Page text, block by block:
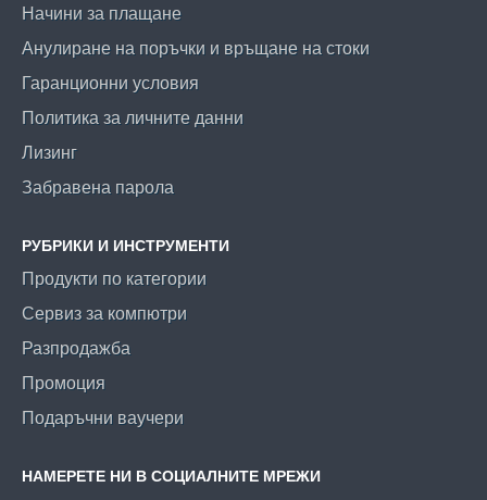
Начини за плащане
Анулиране на поръчки и връщане на стоки
Гаранционни условия
Политика за личните данни
Лизинг
Забравена парола
РУБРИКИ И ИНСТРУМЕНТИ
Продукти по категории
Сервиз за компютри
Разпродажба
Промоция
Подаръчни ваучери
НАМЕРЕТЕ НИ В СОЦИАЛНИТЕ МРЕЖИ